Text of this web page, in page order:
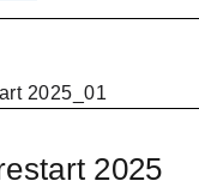
2025